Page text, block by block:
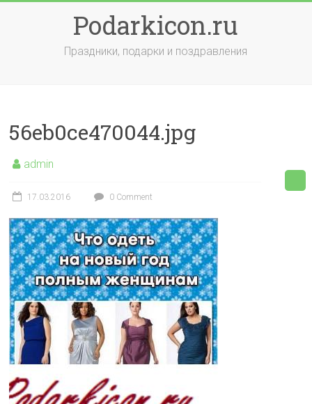
Podarkicon.ru
Праздники, подарки и поздравления
56eb0ce470044.jpg
admin
17.03.2016 0 Comment